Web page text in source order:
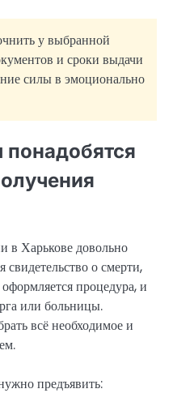
у выбранной
и сроки выдачи
силы в эмоционально
в Харькове довольно
о смерти,
процедура, и
или больницы.
всё необходимое и
предъявить: